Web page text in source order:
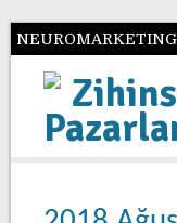
NEUROMARKETING